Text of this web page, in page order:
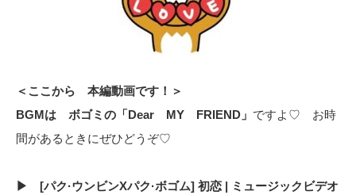
＜ここから 本編動画です！＞
BGMは ボゴミの「Dear MY FRIEND」 ですよ♡ お時
間があるときにぜひどうぞ♡
▶ [パク·ウンビンXパク·ボゴム] 初恋 | ミュージックビデオ